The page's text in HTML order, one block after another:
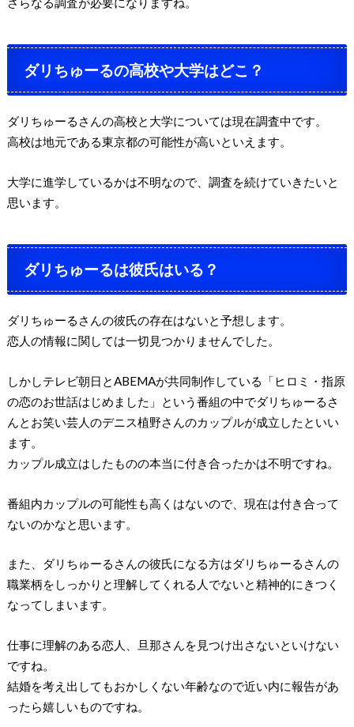
ダリちゅーるの高校や大学はどこ？
ダリちゅーるさんの高校と大学については現在調査中です。
高校は地元である東京都の可能性が高いといえます。
大学に進学しているかは不明なので、調査を続けていきたいと
思います。
ダリちゅーるは彼氏はいる？
ダリちゅーるさんの彼氏の存在はないと予想します。
恋人の情報に関しては一切見つかりませんでした。
しかしテレビ朝日とABEMAが共同制作している「ヒロミ・指原
の恋のお世話はじめました」という番組の中でダリちゅーるさ
んとお笑い芸人のデニス植野さんのカップルが成立したといい
ます。
カップル成立はしたものの本当に付き合ったかは不明ですね。
番組内カップルの可能性も高くはないので、現在は付き合って
ないのかなと思います。
また、ダリちゅーるさんの彼氏になる方はダリちゅーるさんの
職業柄をしっかりと理解してくれる人でないと精神的にきつく
なってしまいます。
仕事に理解のある恋人、旦那さんを見つけ出さないといけない
ですね。
結婚を考え出してもおかしくない年齢なので近い内に報告があ
ったら嬉しいものですね。